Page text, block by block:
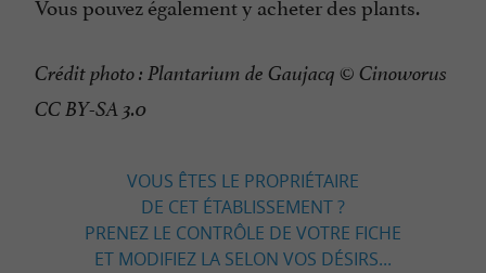
Crédit photo : Plantarium de Gaujacq © Cinoworus
CC BY-SA 3.0
VOUS ÊTES LE PROPRIÉTAIRE
DE CET ÉTABLISSEMENT ?
PRENEZ LE CONTRÔLE DE VOTRE FICHE
ET MODIFIEZ LA SELON VOS DÉSIRS...